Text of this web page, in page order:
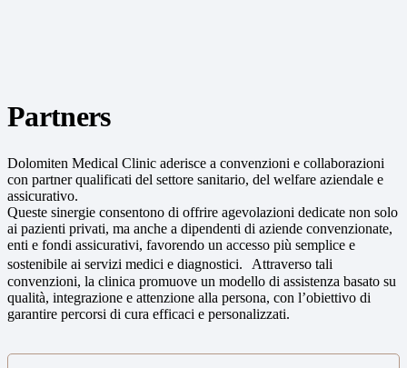
Partners
Dolomiten Medical Clinic aderisce a convenzioni e collaborazioni
con partner qualificati del settore sanitario, del welfare aziendale e
assicurativo.
Queste sinergie consentono di offrire agevolazioni dedicate non solo
ai pazienti privati, ma anche a dipendenti di aziende convenzionate,
enti e fondi assicurativi, favorendo un accesso più semplice e
sostenibile ai servizi medici e diagnostici. Attraverso tali
convenzioni, la clinica promuove un modello di assistenza basato su
qualità, integrazione e attenzione alla persona, con l’obiettivo di
garantire percorsi di cura efficaci e personalizzati.